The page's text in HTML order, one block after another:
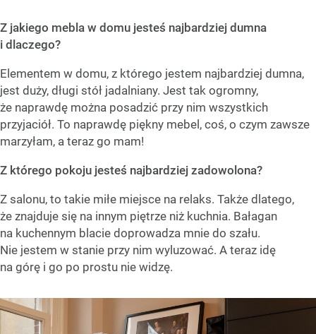
Z jakiego mebla w domu jesteś najbardziej dumna
i dlaczego?
Elementem w domu, z którego jestem najbardziej dumna,
jest duży, długi stół jadalniany. Jest tak ogromny,
że naprawdę można posadzić przy nim wszystkich
przyjaciół. To naprawdę piękny mebel, coś, o czym zawsze
marzyłam, a teraz go mam!
Z którego pokoju jesteś najbardziej zadowolona?
Z salonu, to takie miłe miejsce na relaks. Także dlatego,
że znajduje się na innym piętrze niż kuchnia. Bałagan
na kuchennym blacie doprowadza mnie do szału.
Nie jestem w stanie przy nim wyluzować. A teraz idę
na górę i go po prostu nie widzę.